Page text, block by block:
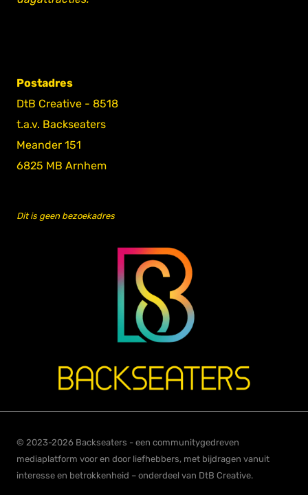
Postadres
DtB Creative - 8518
t.a.v. Backseaters
Meander 151
6825 MB Arnhem
Dit is geen bezoekadres
© 2023-2026 Backseaters - een communitygedreven
mediaplatform voor en door liefhebbers, met bijdragen vanuit
interesse en betrokkenheid – onderdeel van DtB Creative.